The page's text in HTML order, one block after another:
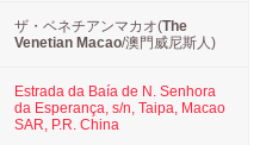
ザ・ベネチアンマカオ(The
Venetian Macao/澳門威尼斯人 )
Estrada da Baía de N. Senhora
da Esperança, s/n, Taipa, Macao
SAR, P.R. China